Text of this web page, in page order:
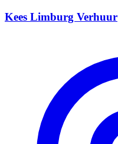
Kees Limburg Verhuur